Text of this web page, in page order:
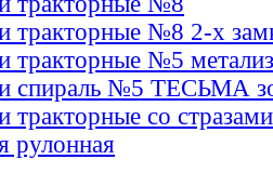
тракторные №8 2-х
тракторные №5
спираль №5 ТЕСЬМА
тракторные со стразами
рулонная